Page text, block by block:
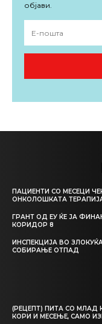
објави.
ПАЦИЕНТИ СО МЕСЕЦИ
ОНКОЛОШКАТА
ГРАНТ ОД ЕУ ЌЕ ЈА
КОРИДОР 8
ИНСПЕКЦИЈА ВО
СОБИРАЊЕ ОТПАД
(РЕЦЕПТ) ПИТА СО МЛАД
КОРИ И МЕСЕЊЕ, САМО